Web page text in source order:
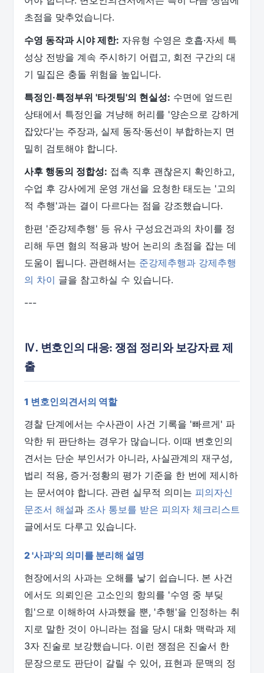
초점을 맞추었습니다.
수영 동작과 시야 제한: 자유형 수영은 호흡·자세 특
성상 전방을 계속 주시하기 어렵고, 회전 구간의 대
기 밀집은 충돌 위험을 높입니다.
특정인·특정부위 '타겟팅'의 현실성: 수면에 엎드린
상태에서 특정인을 겨냥해 허리를 '양손으로 강하게
잡았다'는 주장과, 실제 동작·동선이 부합하는지 면
밀히 검토해야 합니다.
사후 행동의 정합성: 접촉 직후 괜찮은지 확인하고,
수업 후 강사에게 운영 개선을 요청한 태도는 '고의
적 추행'과는 결이 다르다는 점을 강조했습니다.
한편 '준강제추행' 등 유사 구성요건과의 차이를 정
리해 두면 혐의 적용과 방어 논리의 초점을 잡는 데
도움이 됩니다. 관련해서는 준강제추행과 강제추행
의 차이 글을 참고하실 수 있습니다.
---
Ⅳ. 변호인의 대응: 쟁점 정리와 보강자료 제
출
1 변호인의견서의 역할
경찰 단계에서는 수사관이 사건 기록을 '빠르게' 파
악한 뒤 판단하는 경우가 많습니다. 이때 변호인의
견서는 단순 부인서가 아니라, 사실관계의 재구성,
법리 적용, 증거·정황의 평가 기준을 한 번에 제시하
는 문서여야 합니다. 관련 실무적 의미는 피의자신
문조서 해설과 조사 통보를 받은 피의자 체크리스트
글에서도 다루고 있습니다.
2 '사과'의 의미를 분리해 설명
현장에서의 사과는 오해를 낳기 쉽습니다. 본 사건
에서도 의뢰인은 고소인의 항의를 '수영 중 부딪
힘'으로 이해하여 사과했을 뿐, '추행'을 인정하는 취
지로 말한 것이 아니라는 점을 당시 대화 맥락과 제
3자 진술로 보강했습니다. 이런 쟁점은 진술서 한
문장으로도 판단이 갈릴 수 있어, 표현과 문맥의 정